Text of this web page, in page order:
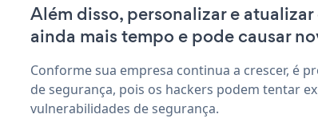
Além disso, personalizar e
ainda mais tempo e pode causar
Conforme sua empresa continua a crescer, é
de segurança, pois os hackers podem tentar
vulnerabilidades de segurança.